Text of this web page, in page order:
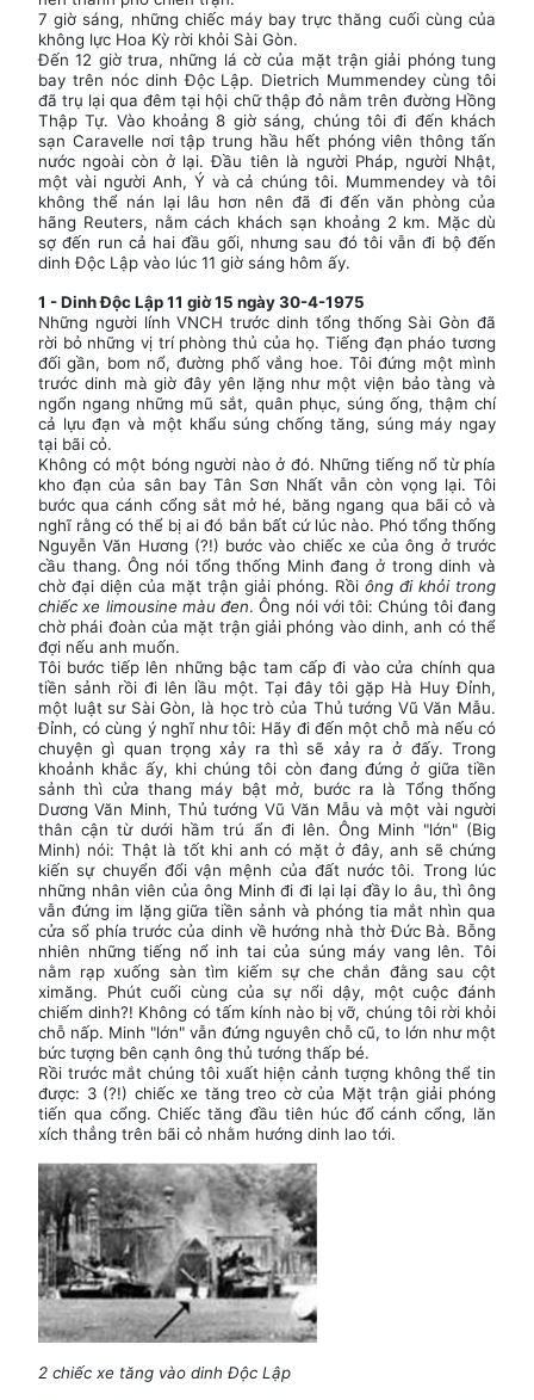
7 giờ sáng, những chiếc máy bay trực thăng cuối cùng của
không lực Hoa Kỳ rời khỏi Sài Gòn.
Đến 12 giờ trưa, những lá cờ của mặt trận giải phóng tung
bay trên nóc dinh Độc Lập. Dietrich Mummendey cùng tôi
đã trụ lại qua đêm tại hội chữ thập đỏ nằm trên đường Hồng
Thập Tự. Vào khoảng 8 giờ sáng, chúng tôi đi đến khách
sạn Caravelle nơi tập trung hầu hết phóng viên thông tấn
nước ngoài còn ở lại. Đầu tiên là người Pháp, người Nhật,
một vài người Anh, Ý và cả chúng tôi. Mummendey và tôi
không thể nán lại lâu hơn nên đã đi đến văn phòng của
hãng Reuters, nằm cách khách sạn khoảng 2 km. Mặc dù
sợ đến run cả hai đầu gối, nhưng sau đó tôi vẫn đi bộ đến
dinh Độc Lập vào lúc 11 giờ sáng hôm ấy.
1 - Dinh Độc Lập 11 giờ 15 ngày 30-4-1975
Những người lính VNCH trước dinh tổng thống Sài Gòn đã
rời bỏ những vị trí phòng thủ của họ. Tiếng đạn pháo tương
đối gần, bom nổ, đường phố vắng hoe. Tôi đứng một mình
trước dinh mà giờ đây yên lặng như một viện bảo tàng và
ngổn ngang những mũ sắt, quân phục, súng ống, thậm chí
cả lựu đạn và một khẩu súng chống tăng, súng máy ngay
tại bãi cỏ.
Không có một bóng người nào ở đó. Những tiếng nổ từ phía
kho đạn của sân bay Tân Sơn Nhất vẫn còn vọng lại. Tôi
bước qua cánh cổng sắt mở hé, băng ngang qua bãi cỏ và
nghĩ rằng có thể bị ai đó bắn bất cứ lúc nào. Phó tổng thống
Nguyễn Văn Hương (?!) bước vào chiếc xe của ông ở trước
cầu thang. Ông nói tổng thống Minh đang ở trong dinh và
chờ đại diện của mặt trận giải phóng. Rồi ông đi khỏi trong
chiếc xe limousine màu đen. Ông nói với tôi: Chúng tôi đang
chờ phái đoàn của mặt trận giải phóng vào dinh, anh có thể
đợi nếu anh muốn.
Tôi bước tiếp lên những bậc tam cấp đi vào cửa chính qua
tiền sảnh rồi đi lên lầu một. Tại đây tôi gặp Hà Huy Đỉnh,
một luật sư Sài Gòn, là học trò của Thủ tướng Vũ Văn Mẫu.
Đỉnh, có cùng ý nghĩ như tôi: Hãy đi đến một chỗ mà nếu có
chuyện gì quan trọng xảy ra thì sẽ xảy ra ở đấy. Trong
khoảnh khắc ấy, khi chúng tôi còn đang đứng ở giữa tiền
sảnh thì cửa thang máy bật mở, bước ra là Tổng thống
Dương Văn Minh, Thủ tướng Vũ Văn Mẫu và một vài người
thân cận từ dưới hầm trú ẩn đi lên. Ông Minh "lớn" (Big
Minh) nói: Thật là tốt khi anh có mặt ở đây, anh sẽ chứng
kiến sự chuyển đổi vận mệnh của đất nước tôi. Trong lúc
những nhân viên của ông Minh đi đi lại lại đầy lo âu, thì ông
vẫn đứng im lặng giữa tiền sảnh và phóng tia mắt nhìn qua
cửa sổ phía trước của dinh về hướng nhà thờ Đức Bà. Bỗng
nhiên những tiếng nổ inh tai của súng máy vang lên. Tôi
nằm rạp xuống sàn tìm kiếm sự che chắn đằng sau cột
ximăng. Phút cuối cùng của sự nổi dậy, một cuộc đánh
chiếm dinh?! Không có tấm kính nào bị vỡ, chúng tôi rời khỏi
chỗ nấp. Minh "lớn" vẫn đứng nguyên chỗ cũ, to lớn như một
bức tượng bên cạnh ông thủ tướng thấp bé.
Rồi trước mắt chúng tôi xuất hiện cảnh tượng không thể tin
được: 3 (?!) chiếc xe tăng treo cờ của Mặt trận giải phóng
tiến qua cổng. Chiếc tăng đầu tiên húc đổ cánh cổng, lăn
xích thẳng trên bãi cỏ nhằm hướng dinh lao tới.
2 chiếc xe tăng vào dinh Độc Lập